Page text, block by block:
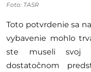
Foto: TASR
Toto potvrdenie sa
vybavenie mohlo
ste museli svoj
dostatočnom